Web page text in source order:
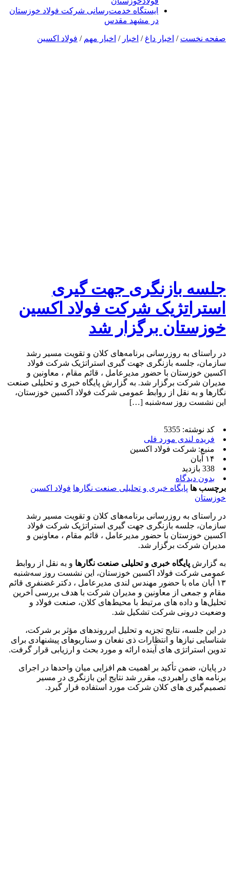
ایستگاه خدمت‌رسانی شرکت فولاد خوزستان
در مشهد مقدس
صفحه نخست / اخبار داغ / اخبار / اخیار مهم / فولاد اکسین
جلسه بازنگری جهت‌ گیری
استراتژیک شرکت فولاد اکسین
خوزستان برگزار شد
در راستای به‌ روزرسانی برنامه‌های کلان و تقویت مسیر رشد
سازمان، جلسه بازنگری جهت‌ گیری استراتژیک شرکت فولاد
اکسین خوزستان با حضور مدیرعامل ، قائم‌ مقام ، معاونین و
مدیران شرکت برگزار شد. به گزارش پایگاه خبری و تحلیلی صنعت
نگارها و به نقل از روابط عمومی شرکت فولاد اکسین خوزستان،
این نشست روز سه‌شنبه […]
کد نوشته: 5355
فریده لندی مورد فلی
منبع: شرکت فولاد اکسین
۱۴ آبان
338 بازدید
بدون دیدگاه
برچسب ها پایگاه خبری و تحلیلی صنعت نگارها فولاد اکسین
خوزستان
در راستای به‌ روزرسانی برنامه‌های کلان و تقویت مسیر رشد
سازمان، جلسه بازنگری جهت‌ گیری استراتژیک شرکت فولاد
اکسین خوزستان با حضور مدیرعامل ، قائم‌ مقام ، معاونین و
مدیران شرکت برگزار شد.
به گزارش پایگاه خبری و تحلیلی صنعت نگارها و به نقل از روابط
عمومی شرکت فولاد اکسین خوزستان، این نشست روز سه‌شنبه
۱۳ آبان‌ ماه با حضور مهندس لندی مدیرعامل ، دکتر غضنفری قائم
مقام و جمعی از معاونین و مدیران شرکت با هدف بررسی آخرین
تحلیل‌ها و داده‌ های مرتبط با محیط‌های کلان، صنعت فولاد و
وضعیت درونی شرکت تشکیل شد.
در این جلسه، نتایج تجزیه و تحلیل ابرروندهای مؤثر بر شرکت،
شناسایی نیازها و انتظارات ذی‌ نفعان و سناریوهای پیشنهادی برای
تدوین استراتژی‌ های آینده ارائه و مورد بحث و ارزیابی قرار گرفت.
در پایان، ضمن تأکید بر اهمیت هم‌ افزایی میان واحدها در اجرای
برنامه‌ های راهبردی، مقرر شد نتایج این بازنگری در مسیر
تصمیم‌گیری‌ های کلان شرکت مورد استفاده قرار گیرد.